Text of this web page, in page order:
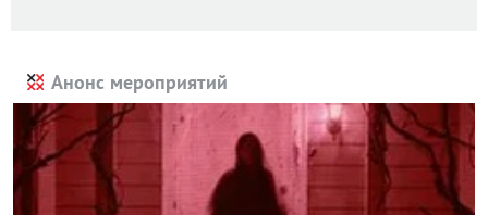
Анонс мероприятий